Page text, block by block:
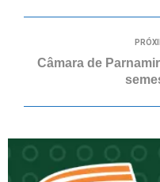
Câmara de